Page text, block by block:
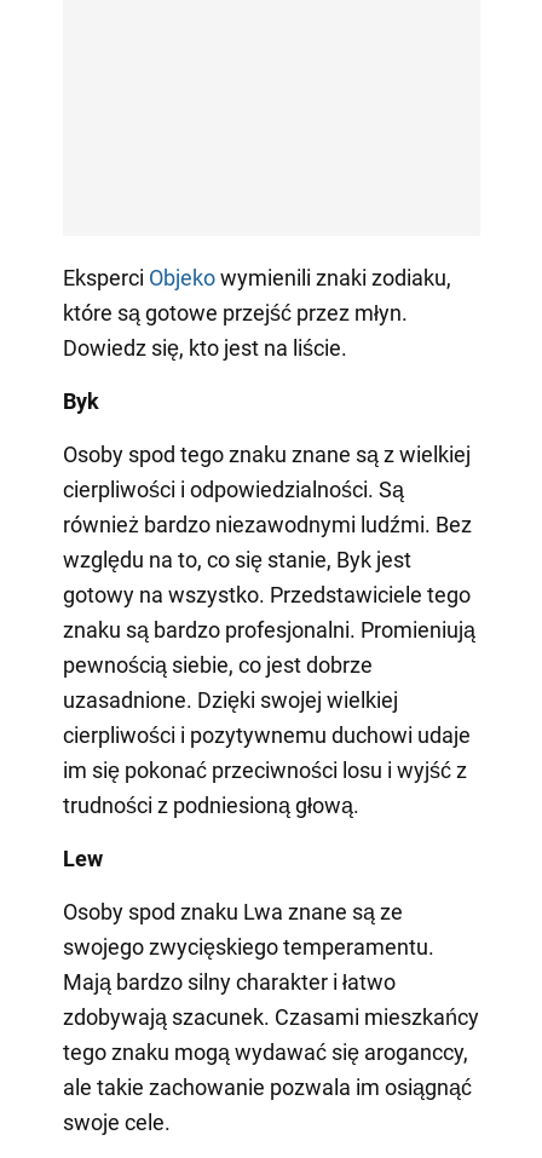
Eksperci Objekowymienili znaki zodiaku,
które są gotowe przejść przez młyn.
Dowiedz się, kto jest na liście.
Byk
Osoby spod tego znaku znane są z wielkiej
cierpliwości i odpowiedzialności. Są
również bardzo niezawodnymi ludźmi. Bez
względu na to, co się stanie, Byk jest
gotowy na wszystko. Przedstawiciele tego
znaku są bardzo profesjonalni. Promieniują
pewnością siebie, co jest dobrze
uzasadnione. Dzięki swojej wielkiej
cierpliwości i pozytywnemu duchowi udaje
im się pokonać przeciwności losu i wyjść z
trudności z podniesioną głową.
Lew
Osoby spod znaku Lwa znane są ze
swojego zwycięskiego temperamentu.
Mają bardzo silny charakter i łatwo
zdobywają szacunek. Czasami mieszkańcy
tego znaku mogą wydawać się aroganccy,
ale takie zachowanie pozwala im osiągnąć
swoje cele.